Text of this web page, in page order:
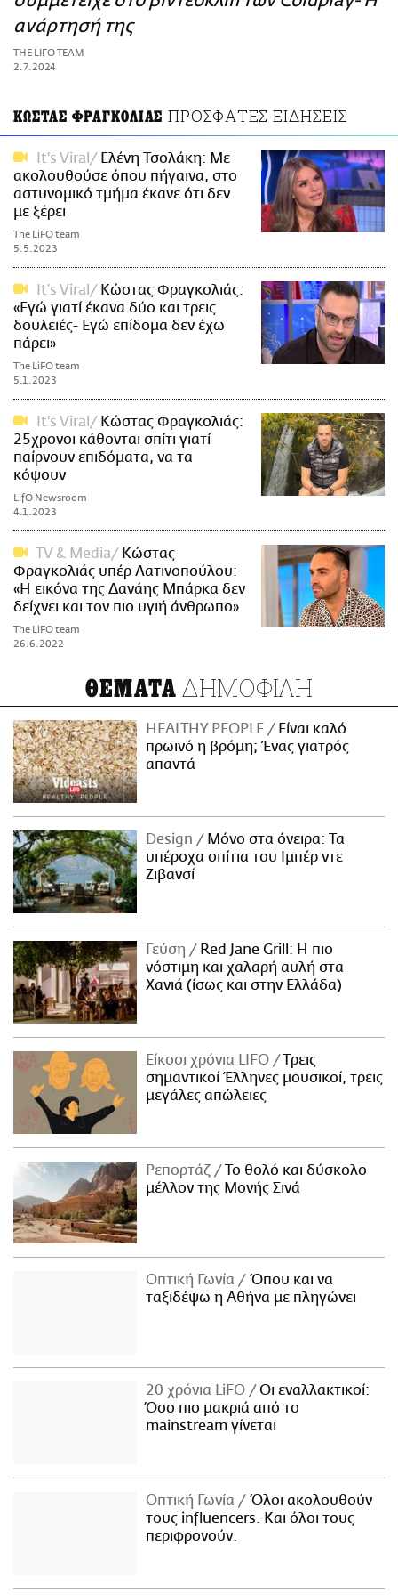
ΑΜΠΑ
PRINT
ανάρτησή της
THE LIFO TEAM
2.7.2024
ΚΩΣΤΑΣ ΦΡΑΓΚΟΛΙΑΣ ΠΡΟΣΦΑΤΕΣ ΕΙΔΗΣΕΙΣ
It's Viral
Ελένη Τσολάκη: Με
ακολουθούσε όπου πήγαινα, στο
αστυνομικό τμήμα έκανε ότι δεν
με ξέρει
The LiFO team
5.5.2023
It's Viral
Κώστας Φραγκολιάς:
«Εγώ γιατί έκανα δύο και τρεις
δουλειές- Εγώ επίδομα δεν έχω
πάρει»
The LiFO team
5.1.2023
It's Viral
Κώστας Φραγκολιάς:
25χρονοι κάθονται σπίτι γιατί
παίρνουν επιδόματα, να τα
κόψουν
LifO Newsroom
4.1.2023
TV & Media
Κώστας
Φραγκολιάς υπέρ Λατινοπούλου:
«Η εικόνα της Δανάης Μπάρκα δεν
δείχνει και τον πιο υγιή άνθρωπο»
The LiFO team
26.6.2022
ΘΕΜΑΤΑ ΔΗΜΟΦΙΛΗ
HEALTHY PEOPLE
Είναι καλό
πρωινό η βρόμη; Ένας γιατρός
απαντά
Design
Μόνο στα όνειρα: Τα
υπέροχα σπίτια του Ιμπέρ ντε
Ζιβανσί
Γεύση
Red Jane Grill: Η πιο
νόστιμη και χαλαρή αυλή στα
Χανιά (ίσως και στην Ελλάδα)
Είκοσι χρόνια LIFO
Tρεις
σημαντικοί Έλληνες μουσικοί, τρεις
μεγάλες απώλειες
Ρεπορτάζ
Το θολό και δύσκολο
μέλλον της Μονής Σινά
Οπτική Γωνία
Όπου και να
ταξιδέψω η Αθήνα με πληγώνει
20 χρόνια LiFO
Οι εναλλακτικοί:
Όσο πιο μακριά από το
mainstream γίνεται
Οπτική Γωνία
Όλοι ακολουθούν
τους influencers. Και όλοι τους
περιφρονούν.